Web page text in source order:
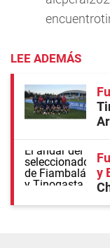
LEE ADEMÁS
y